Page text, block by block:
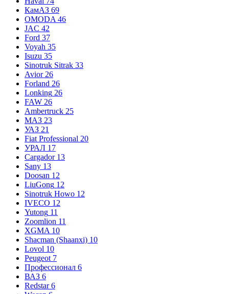
КамАЗ 69
OMODA 46
JAC 42
Ford 37
Voyah 35
Isuzu 35
Sinotruk Sitrak 33
Avior 26
Forland 26
Lonking 26
FAW 26
Ambertruck 25
МАЗ 23
УАЗ 21
Fiat Professional 20
УРАЛ 17
Cargador 13
Sany 13
Doosan 12
LiuGong 12
Sinotruk Howo 12
IVECO 12
Yutong 11
Zoomlion 11
XGMA 10
Shacman (Shaanxi) 10
Lovol 10
Peugeot 7
Профессионал 6
ВАЗ 6
Redstar 6